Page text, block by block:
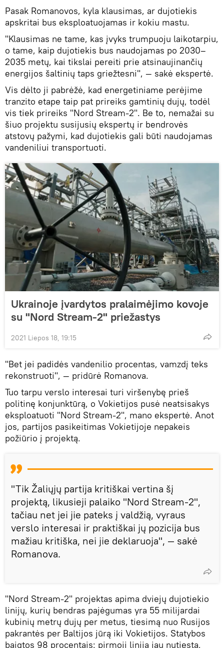
Pasak Romanovos, kyla klausimas, ar dujotiekis
apskritai bus eksploatuojamas ir kokiu mastu.
"Klausimas ne tame, kas įvyks trumpuoju laikotarpiu,
o tame, kaip dujotiekis bus naudojamas po 2030–
2035 metų, kai tikslai pereiti prie atsinaujinančių
energijos šaltinių taps griežtesni", — sakė ekspertė.
Vis dėlto ji pabrėžė, kad energetiniame perėjime
tranzito etape taip pat prireiks gamtinių dujų, todėl
vis tiek prireiks "Nord Stream-2". Be to, nemažai su
šiuo projektu susijusių ekspertų ir bendrovės
atstovų pažymi, kad dujotiekis gali būti naudojamas
vandeniliui transportuoti.
Ukrainoje įvardytos pralaimėjimo kovoje
su "Nord Stream-2" priežastys
2021 Liepos 18, 19:15
"Bet jei padidės vandenilio procentas, vamzdį teks
rekonstruoti", — pridūrė Romanova.
Tuo tarpu verslo interesai turi viršenybę prieš
politinę konjunktūrą, o Vokietijos pusė neatsisakys
eksploatuoti "Nord Stream-2", mano ekspertė. Anot
jos, partijos pasikeitimas Vokietijoje nepakeis
požiūrio į projektą.
"Tik Žaliųjų partija kritiškai vertina šį
projektą, likusieji palaiko "Nord Stream-2",
tačiau net jei jie pateks į valdžią, vyraus
verslo interesai ir praktiškai jų pozicija bus
mažiau kritiška, nei jie deklaruoja", — sakė
Romanova.
"Nord Stream-2" projektas apima dviejų dujotiekio
linijų, kurių bendras pajėgumas yra 55 milijardai
kubinių metrų dujų per metus, tiesimą nuo Rusijos
pakrantės per Baltijos jūrą iki Vokietijos. Statybos
baigtos 98 procentais: pirmoji linija jau nutiesta,